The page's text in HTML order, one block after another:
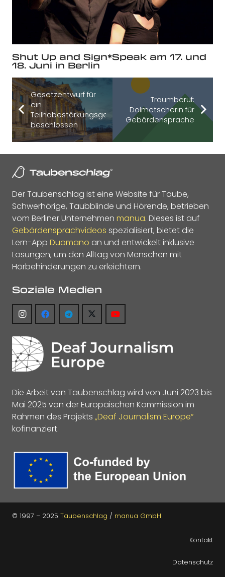
Shut Up and Sign*Speak am 17. und
18. Juni in Berlin
Gesetzentwurf für
ein
Teilhabestärkungsgesetz
beschlossen
Traumberuf:
Dolmetscherin für
Gebärdensprache
Der Taubenschlag ist eine Website für Taube,
Schwerhörige, Taubblinde und Hörende, betrieben
vom Berliner Unternehmen manua. Dieses ist auf
Gebärdensprachvideos spezialisiert, bietet die
Lern-App Duomano an und entwickelt inklusive
Lösungen, um den Alltag von Menschen mit
Hörbehinderungen zu erleichtern.
Soziale Medien
Die Arbeit von Taubenschlag wird von Juni 2023 bis
Mai 2025 von der Europäischen Kommission im
Rahmen des Projekts „Deaf Journalism Europe“
kofinanziert.
© 1997 – 2025 Taubenschlag / manua GmbH
Kontakt
Datenschutz